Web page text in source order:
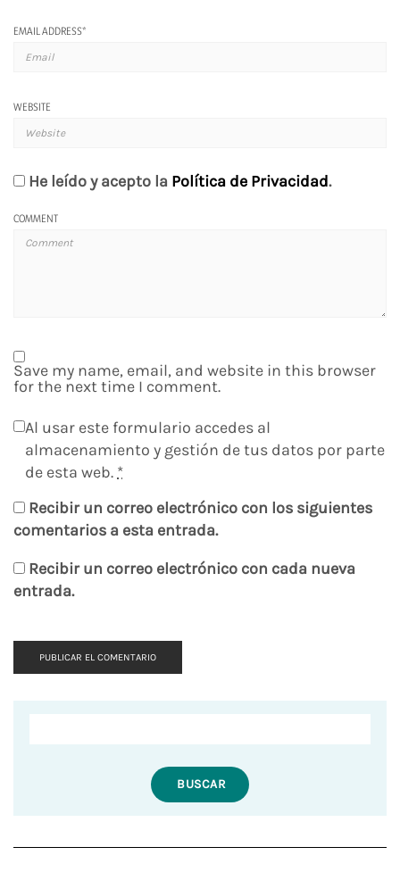
EMAIL ADDRESS*
WEBSITE
He leído y acepto la Política de Privacidad.
COMMENT
Save my name, email, and website in this browser
for the next time I comment.
Al usar este formulario accedes al
almacenamiento y gestión de tus datos por parte
de esta web. *
Recibir un correo electrónico con los siguientes
comentarios a esta entrada.
Recibir un correo electrónico con cada nueva
entrada.